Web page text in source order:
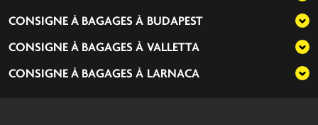
CONSIGNE À BAGAGES À BUDAPEST
CONSIGNE À BAGAGES À VALLETTA
CONSIGNE À BAGAGES À LARNACA